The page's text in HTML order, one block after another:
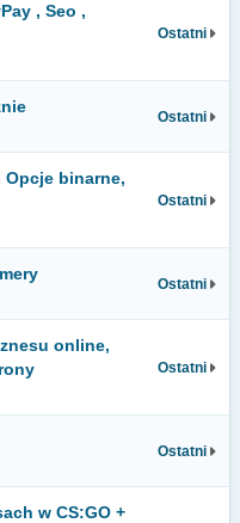
, Seo ,
Ostatni
Ostatni
Opcje binarne,
Ostatni
Ostatni
online,
Ostatni
Ostatni
w CS:GO +